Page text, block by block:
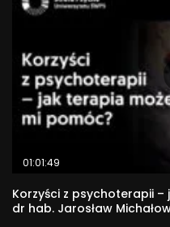
01:01:49
Korzyści z psychoterapii
dr hab. Jarosław